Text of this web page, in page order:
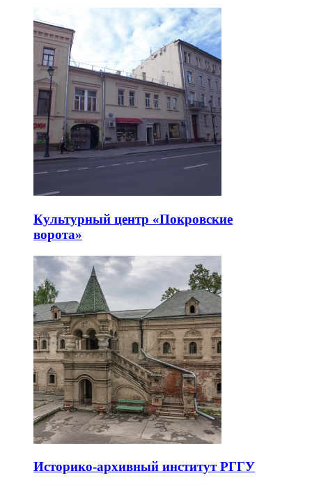
Культурный центр «Покровские
ворота»
Историко-архивный институт РГГУ